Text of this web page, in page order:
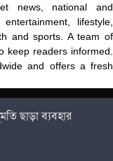
news, national and
lifestyle,
and sports. A team of
keep readers informed.
and offers a fresh
ছাড়া ব্যবহার